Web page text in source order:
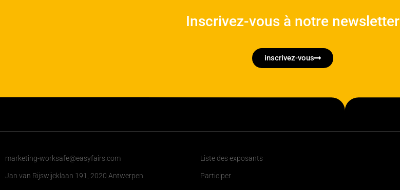
Inscrivez-vous à notre newsletter
inscrivez-vous
marketing-worksafe@easyfairs.com
Jan van Rijswijcklaan 191, 2020 Antwerpen
Liste des exposants
Participer